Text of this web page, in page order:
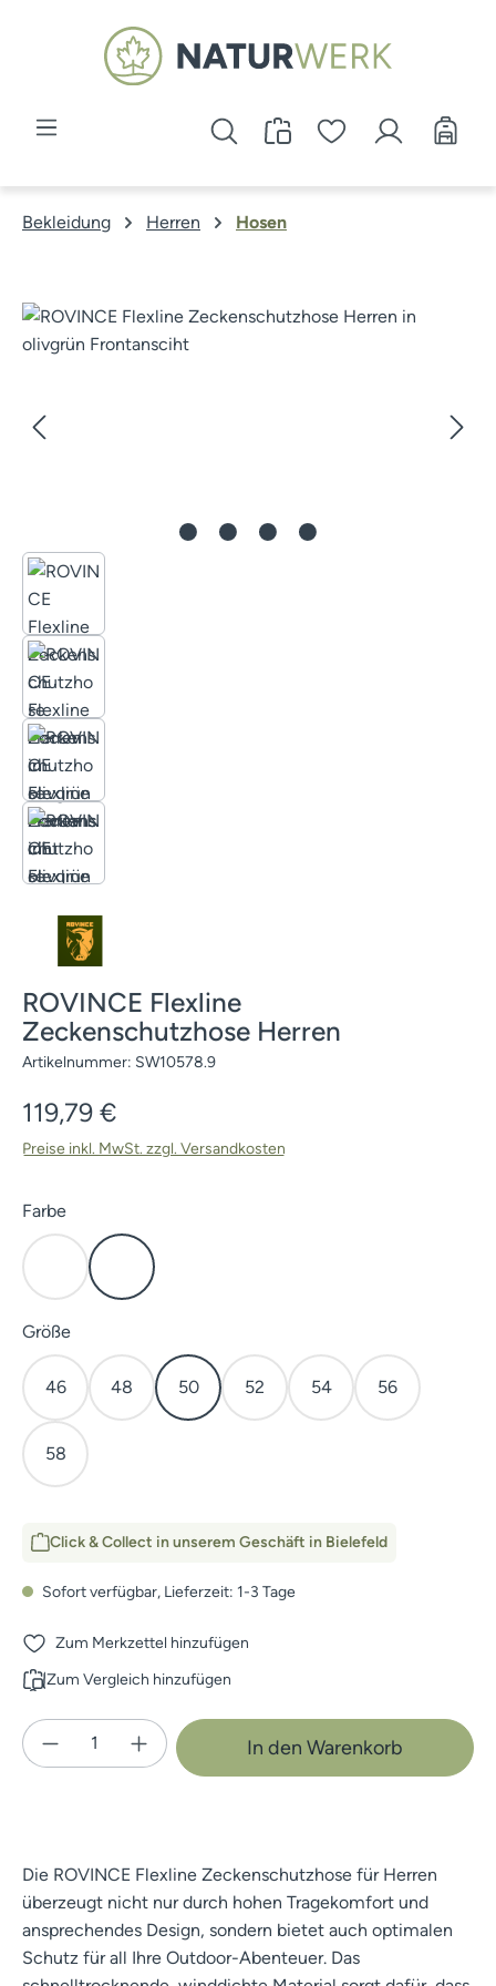
Zum Hauptinhalt springen
Bekleidung Herren Hosen
Bildergalerie überspringen
ROVINCE Flexline
Zeckenschutzhose Herren
Artikelnummer: SW10578.9
Regulärer Preis:
119,79 €
Preise inkl. MwSt. zzgl. Versandkosten
Farbeauswählen
Grau Olivgrün
Größeauswählen
46 48 50 52 54 56
58
Click & Collect in unserem Geschäft in Bielefeld
Sofort verfügbar, Lieferzeit: 1-3 Tage
Zum Merkzettel hinzufügen
Zum Vergleich hinzufügen
Produkt Anzahl: Gib den gewünschten
In den Warenkorb
Die ROVINCE Flexline Zeckenschutzhose für Herren
überzeugt nicht nur durch hohen Tragekomfort und
ansprechendes Design, sondern bietet auch optimalen
Schutz für all Ihre Outdoor-Abenteuer. Das